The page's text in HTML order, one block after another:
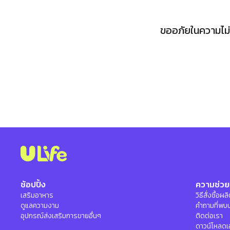
ขออภัยในความ
ช้อปปิ้ง
เสริมอาหาร
ดูแลความงาม
อุปกรณ์ส่งเสริมการขายอื่นๆ
ความช่ว
วิธีสั่งซื้อผ
คำถามที่พบ
ติดต่อเรา
ดาวน์โหลด